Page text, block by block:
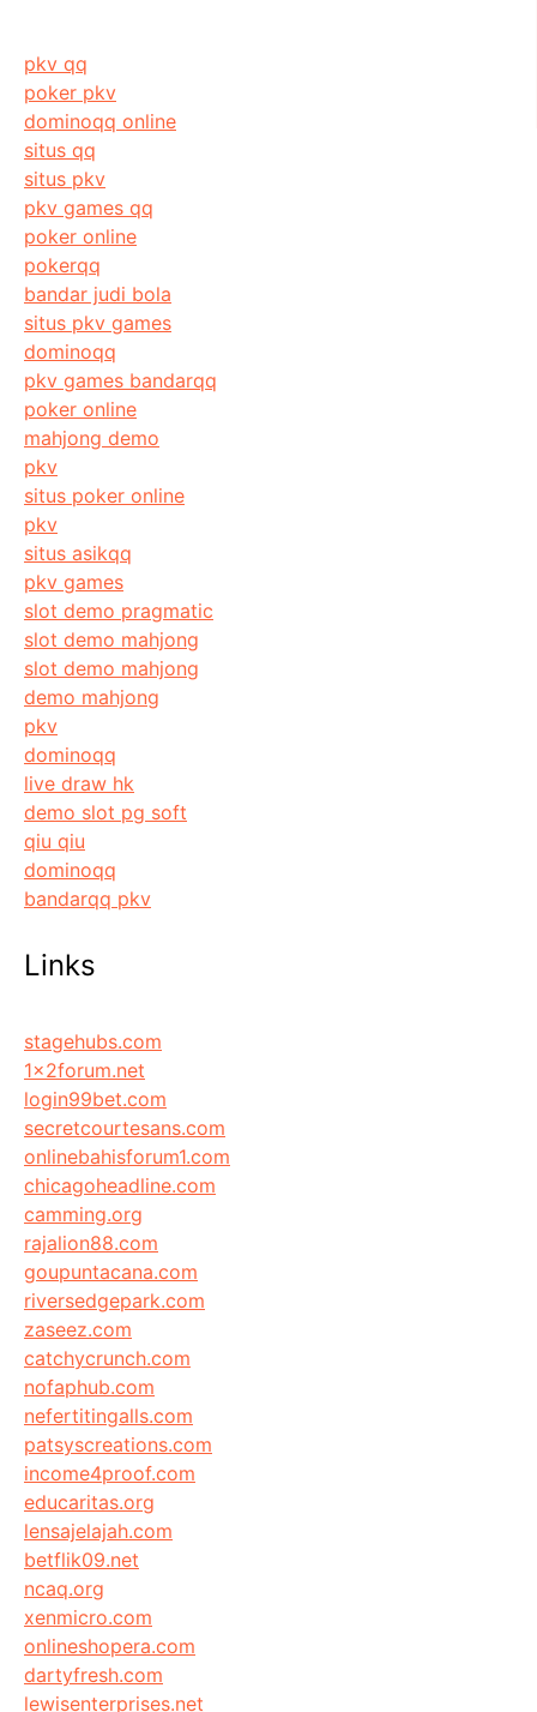
pkv qq
poker pkv
dominoqq online
situs qq
situs pkv
pkv games qq
poker online
pokerqq
bandar judi bola
situs pkv games
dominoqq
pkv games bandarqq
poker online
mahjong demo
pkv
situs poker online
pkv
situs asikqq
pkv games
slot demo pragmatic
slot demo mahjong
slot demo mahjong
demo mahjong
pkv
dominoqq
live draw hk
demo slot pg soft
qiu qiu
dominoqq
bandarqq pkv
Links
stagehubs.com
1x2forum.net
login99bet.com
secretcourtesans.com
onlinebahisforum1.com
chicagoheadline.com
camming.org
rajalion88.com
goupuntacana.com
riversedgepark.com
zaseez.com
catchycrunch.com
nofaphub.com
nefertitingalls.com
patsyscreations.com
income4proof.com
educaritas.org
lensajelajah.com
betflik09.net
ncaq.org
xenmicro.com
onlineshopera.com
dartyfresh.com
lewisenterprises.net